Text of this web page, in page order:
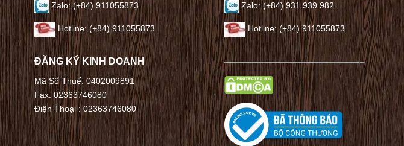
Zalo: (+84) 911055873
Hotline: (+84) 911055873
ĐĂNG KÝ KINH DOANH
Mã Số Thuế: 0402009891
Fax: 02363746080
Điện Thoại :02363746080
Zalo: (+84) 931.939.982
Hotline: (+84) 911055873
——————————————–